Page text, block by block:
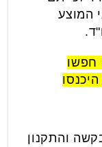
המוצע
חפשו
והתקנון